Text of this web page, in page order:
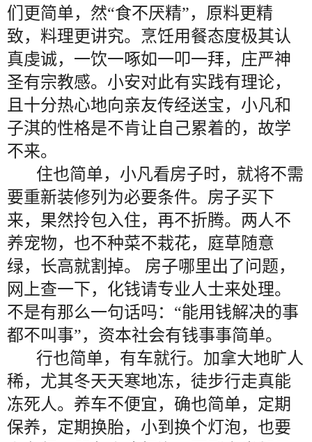
们更简单，然“食不厌精”，原料更精
致，料理更讲究。烹饪用餐态度极其认
真虔诚，一饮一啄如一叩一拜，庄严神
圣有宗教感。小安对此有实践有理论，
且十分热心地向亲友传经送宝，小凡和
子淇的性格是不肯让自己累着的，故学
不来。
住也简单，小凡看房子时，就将不需
要重新装修列为必要条件。房子买下
来，果然拎包入住，再不折腾。两人不
养宠物，也不种菜不栽花，庭草随意
绿，长高就割掉。 房子哪里出了问题，
网上查一下，化钱请专业人士来处理。
不是有那么一句话吗：“能用钱解决的事
都不叫事”，资本社会有钱事事简单。
行也简单，有车就行。加拿大地旷人
稀，尤其冬天天寒地冻，徒步行走真能
冻死人。养车不便宜，确也简单，定期
保养，定期换胎，小到换个灯泡，也要